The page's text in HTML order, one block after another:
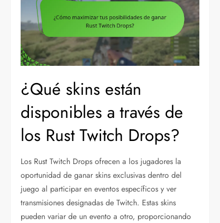
¿Qué skins están
disponibles a través de
los Rust Twitch Drops?
Los Rust Twitch Drops ofrecen a los jugadores la
oportunidad de ganar skins exclusivas dentro del
juego al participar en eventos específicos y ver
transmisiones designadas de Twitch. Estas skins
pueden variar de un evento a otro, proporcionando